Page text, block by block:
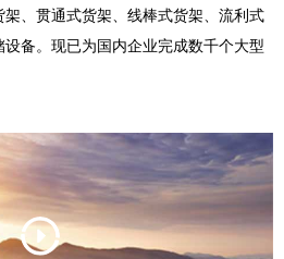
、贯通式货架、线棒式货架、流利式
备。现已为国内企业完成数千个大型